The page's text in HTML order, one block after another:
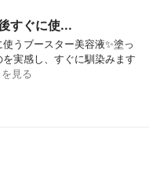
すぐに使...
うブースター美容液✨塗っ
実感し、すぐに馴染みます
見る